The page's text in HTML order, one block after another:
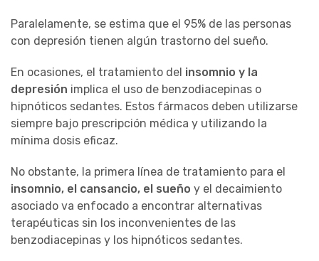
Paralelamente, se estima que el 95% de las personas
con depresión tienen algún trastorno del sueño.
En ocasiones, el tratamiento del insomnio y la
depresión implica el uso de benzodiacepinas o
hipnóticos sedantes. Estos fármacos deben utilizarse
siempre bajo prescripción médica y utilizando la
mínima dosis eficaz.
No obstante, la primera línea de tratamiento para el
insomnio, el cansancio, el sueño y el decaimiento
asociado va enfocado a encontrar alternativas
terapéuticas sin los inconvenientes de las
benzodiacepinas y los hipnóticos sedantes.